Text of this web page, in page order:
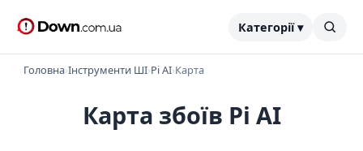
Категорії ▾
Головна›Інструменти ШІ›Pi AI›Карта
Карта збоїв Pi AI